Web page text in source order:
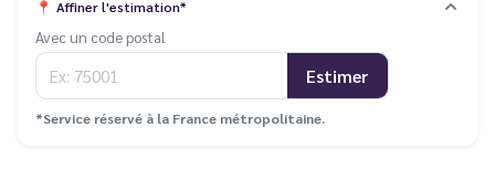
📍 Affiner l'estimation*
Avec un code postal
Estimer
*Service réservé à la France métropolitaine.